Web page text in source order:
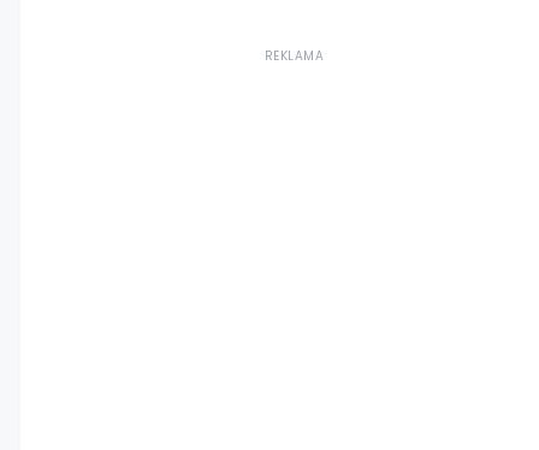
REKLAMA